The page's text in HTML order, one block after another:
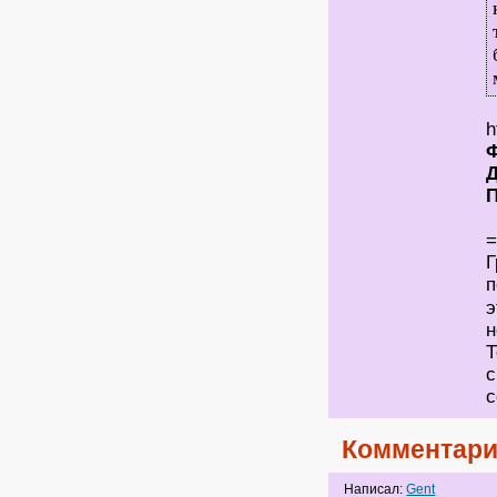
Написал:Gent